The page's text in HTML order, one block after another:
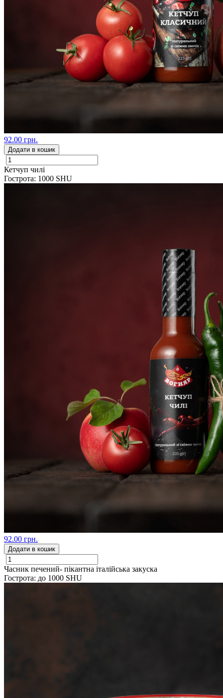
92.00 грн.
Додати в кошик
Кетчуп чилі
Гострота: 1000 SHU
92.00 грн.
Додати в кошик
Часник печений- пікантна італійська закуска
Гострота: до 1000 SHU